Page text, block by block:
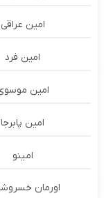
امین عراقی
امین فرد
امین
امین پابرجا
امینو
اورمان